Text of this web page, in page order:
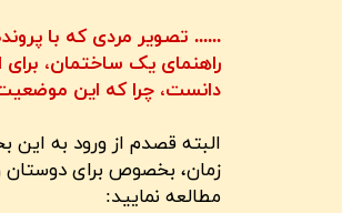
...... تصویر مردی که با
راهنمای یک ساختمان،
دانست، چرا که این
البته قصدم از ورود به این
زمان، بخصوص برای دوستان
مطالعه نمایید: